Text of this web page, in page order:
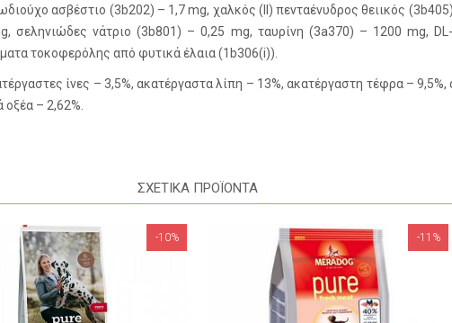
ασβέστιο (3b202) – 1,7 mg, χαλκός (II) πενταένυδρος θειικός
σεληνιώδες νάτριο (3b801) – 0,25 mg, ταυρίνη (3a370) – 1200 mg,
τοκοφερόλης από φυτικά έλαια (1b306(i)).
ίνες – 3,5%, ακατέργαστα λίπη – 13%, ακατέργαστη τέφρα –
– 2,62%.
ΣΧΕΤΙΚΑ ΠΡΟΪΟΝΤΑ
-11% -11%